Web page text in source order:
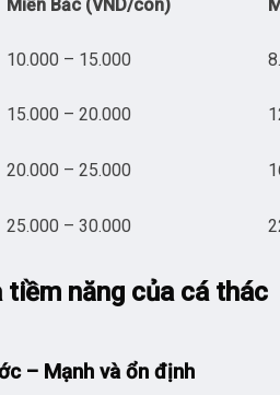
Miền Bắc (VND/con)
10.000 – 15.000
15.000 – 20.000
20.000 – 25.000
25.000 – 30.000
năng của cá thác
– Mạnh và ổn định